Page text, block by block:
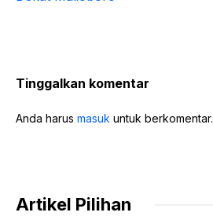
Tinggalkan komentar
Anda harus masuk untuk berkomentar.
Artikel Pilihan